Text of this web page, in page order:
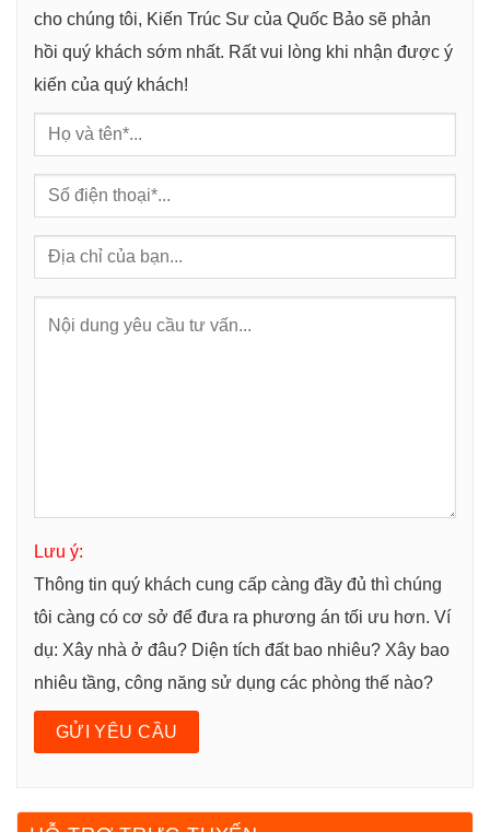
cho chúng tôi, Kiến Trúc Sư của Quốc Bảo sẽ phản
hồi quý khách sớm nhất. Rất vui lòng khi nhận được ý
kiến của quý khách!
Lưu ý:
Thông tin quý khách cung cấp càng đầy đủ thì chúng
tôi càng có cơ sở để đưa ra phương án tối ưu hơn. Ví
dụ: Xây nhà ở đâu? Diện tích đất bao nhiêu? Xây bao
nhiêu tầng, công năng sử dụng các phòng thế nào?